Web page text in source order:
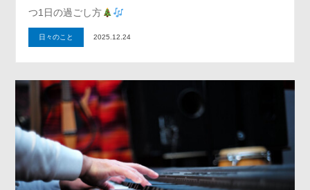
つ1日の過ごし方
日々のこと 2025.12.24